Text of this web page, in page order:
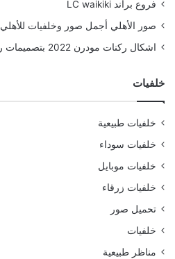
فروع براند LC waikiki
صور الأهلي أجمل صور وخلفيات للأهلي
اشكال ركنات مودرن 2022 بتصميمات رائعة
خلفيات
خلفيات طبيعية
خلفيات سوداء
خلفيات موبايل
خلفيات زرقاء
تحميل صور
خلفيات
مناظر طبيعية